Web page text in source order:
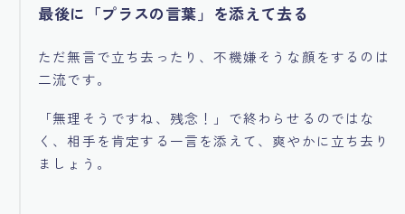
最後に「プラスの言葉」を添えて去る
ただ無言で立ち去ったり、不機嫌そうな顔をするのは
二流です。
「無理そうですね、残念！」で終わらせるのではな
く、相手を肯定する一言を添えて、爽やかに立ち去り
ましょう。